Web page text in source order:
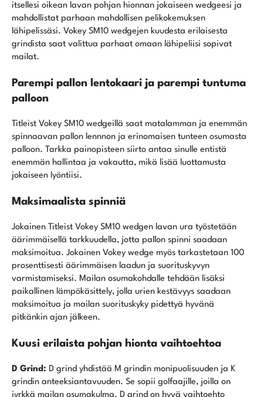
itsellesi oikean lavan pohjan hionnan jokaiseen wedgeesi ja
mahdollistat parhaan mahdollisen pelikokemuksen
lähipelissäsi. Vokey SM10 wedgejen kuudesta erilaisesta
grindista saat valittua parhaat omaan lähipeliisi sopivat
mailat.
Parempi pallon lentokaari ja parempi tuntuma
palloon
Titleist Vokey SM10 wedgeillä saat matalamman ja enemmän
spinnaavan pallon lennnon ja erinomaisen tunteen osumasta
palloon. Tarkka painopisteen siirto antaa sinulle entistä
enemmän hallintaa ja vakautta, mikä lisää luottamusta
jokaiseen lyöntiisi.
Maksimaalista spinniä
Jokainen Titleist Vokey SM10 wedgen lavan ura työstetään
äärimmäisellä tarkkuudella, jotta pallon spinni saadaan
maksimoitua. Jokainen Vokey wedge myös tarkastetaan 100
prosenttisesti äärimmäisen laadun ja suorituskyvyn
varmistamiseksi. Mailan osumakohdalle tehdään lisäksi
paikallinen lämpökäsittely, jolla urien kestävyys saadaan
maksimoitua ja mailan suorituskyky pidettyä hyvänä
pitkänkin ajan jälkeen.
Kuusi erilaista pohjan hionta vaihtoehtoa
D Grind: D grind yhdistää M grindin monipuolisuuden ja K
grindin anteeksiantavuuden. Se sopii golfaajille, joilla on
jyrkkä mailan osumakulma. D grind on hyvä vaihtoehto